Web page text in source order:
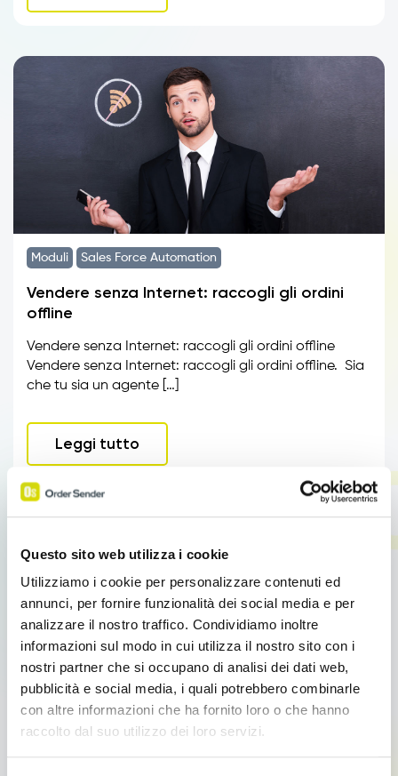
Questo sito web utilizza i cookie
Utilizziamo i cookie per personalizzare contenuti ed
annunci, per fornire funzionalità dei social media e per
analizzare il nostro traffico. Condividiamo inoltre
informazioni sul modo in cui utilizza il nostro sito con i
nostri partner che si occupano di analisi dei dati web,
pubblicità e social media, i quali potrebbero combinarle
con altre informazioni che ha fornito loro o che hanno
raccolto dal suo utilizzo dei loro servizi.
Moduli Sales Force Automation
Vendere senza Internet: raccogli gli ordini
offline
Vendere senza Internet: raccogli gli ordini offline
Vendere senza Internet: raccogli gli ordini offline. Sia
che tu sia un agente […]
Leggi tutto
Sales Force Automation